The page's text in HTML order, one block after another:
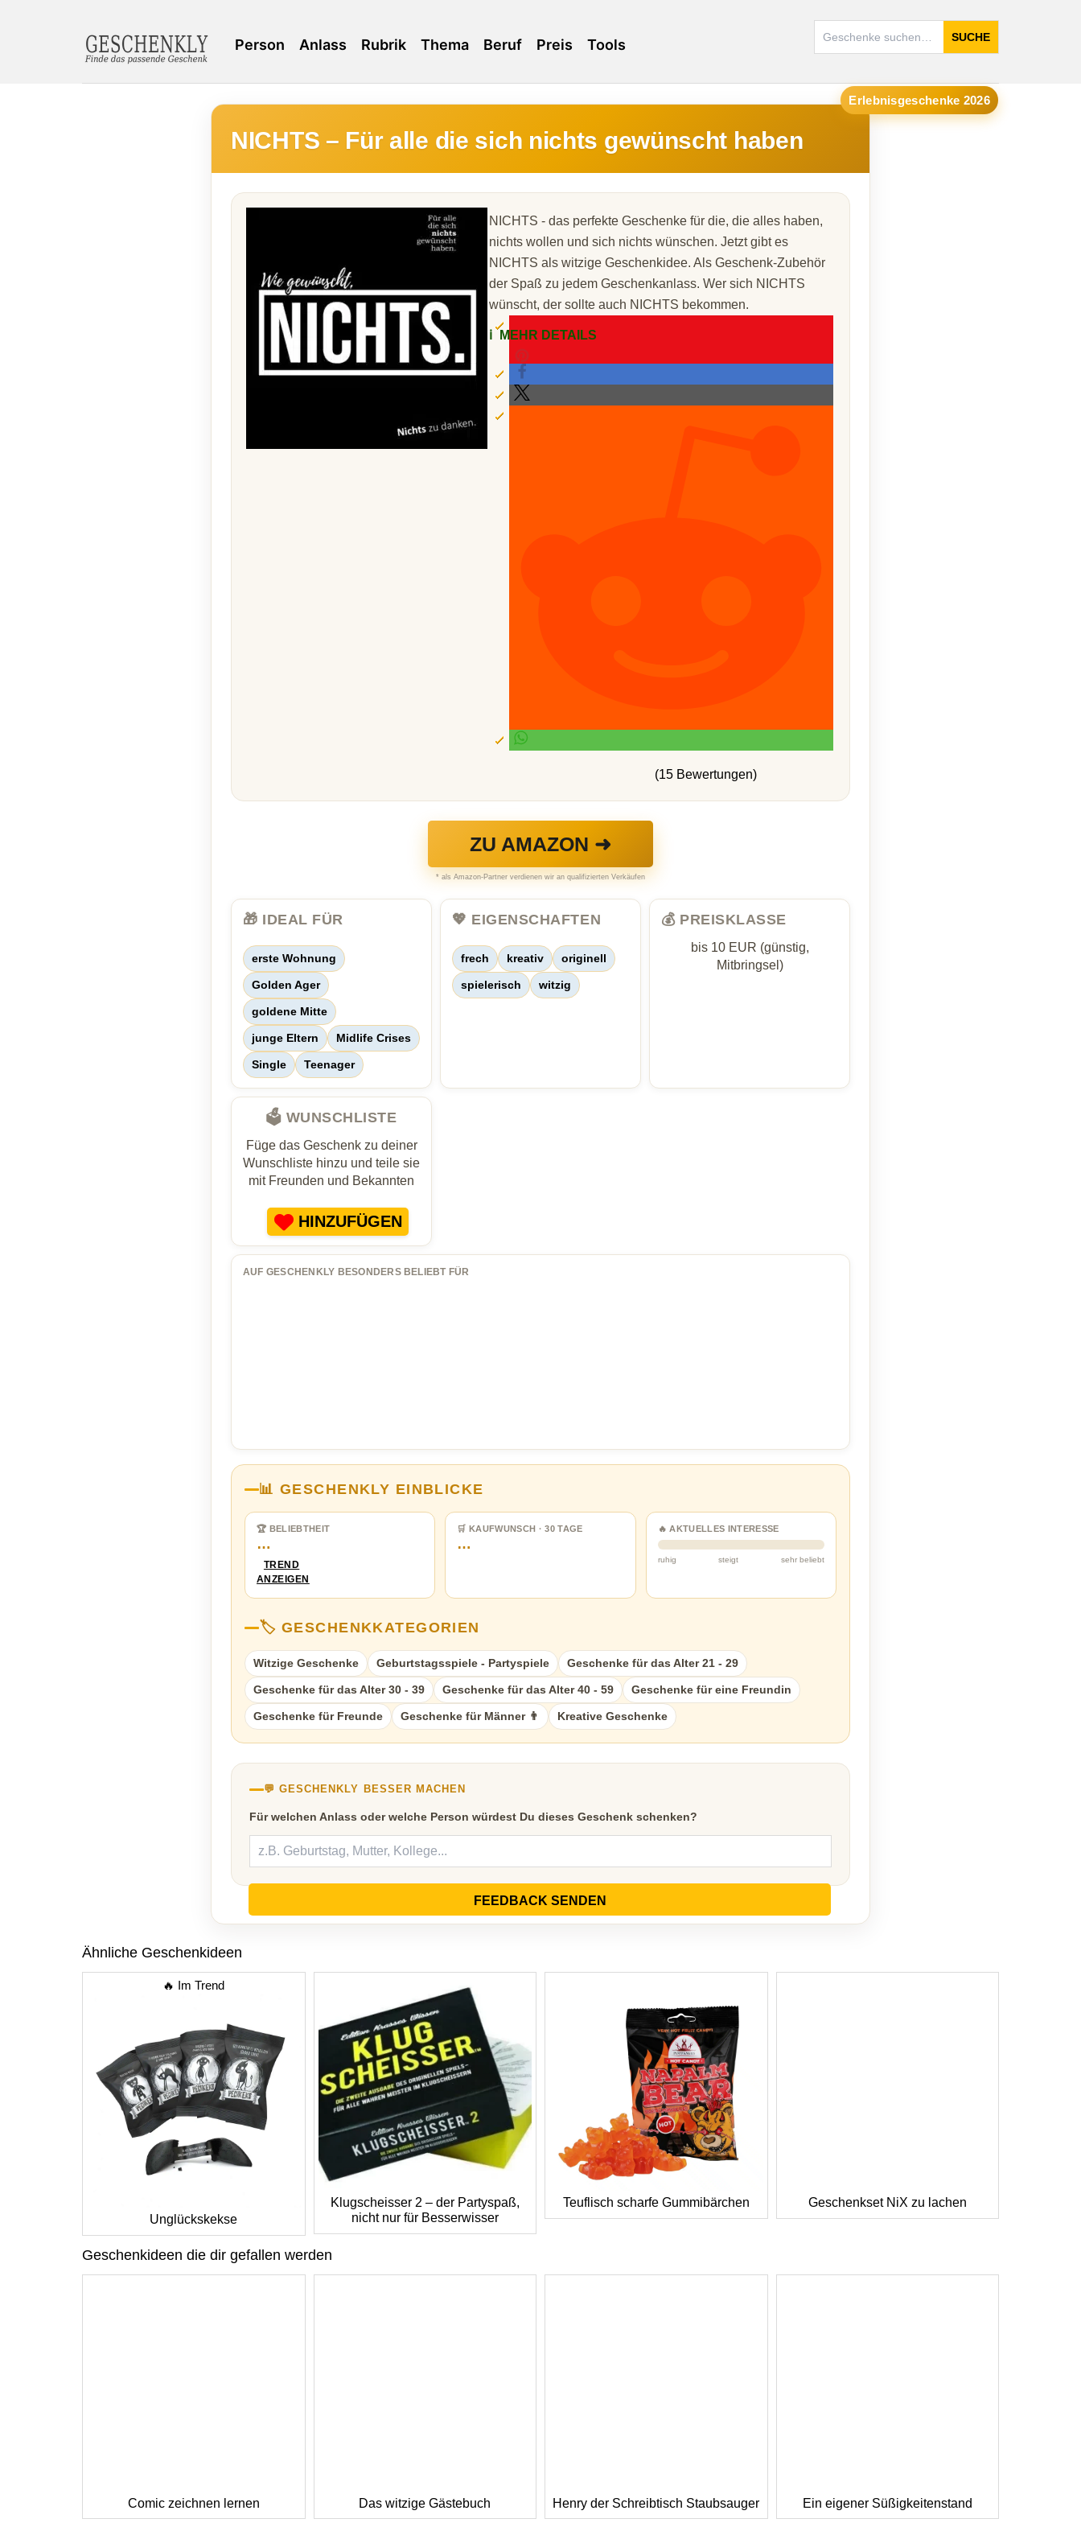
SUCHE
Person Anlass Rubrik Thema Beruf Preis Tools
Erlebnisgeschenke 2026
NICHTS – Für alle die sich nichts gewünscht haben
NICHTS - das perfekte Geschenke für die, die alles haben,
nichts wollen und sich nichts wünschen. Jetzt gibt es
NICHTS als witzige Geschenkidee. Als Geschenk-Zubehör
der Spaß zu jedem Geschenkanlass. Wer sich NICHTS
wünscht, der sollte auch NICHTS bekommen.
ℹ️ MEHR DETAILS
(15 Bewertungen)
ZU AMAZON ➜
* als Amazon-Partner verdienen wir an qualifizierten Verkäufen
🎁 IDEAL FÜR
erste Wohnung
Golden Ager
goldene Mitte
junge Eltern Midlife Crises
Single Teenager
💖 EIGENSCHAFTEN
frech kreativ originell
spielerisch witzig
💰 PREISKLASSE
bis 10 EUR (günstig,
Mitbringsel)
🗳️ WUNSCHLISTE
Füge das Geschenk zu deiner
Wunschliste hinzu und teile sie
mit Freunden und Bekannten
HINZUFÜGEN
AUF GESCHENKLY BESONDERS BELIEBT FÜR
📊 GESCHENKLY EINBLICKE
🏆 BELIEBTHEIT
…
TREND
ANZEIGEN
🛒 KAUFWUNSCH · 30 TAGE
…
🔥 AKTUELLES INTERESSE
ruhig steigt sehr beliebt
🏷️ GESCHENKKATEGORIEN
Witzige Geschenke Geburtstagsspiele - Partyspiele Geschenke für das Alter 21 - 29
Geschenke für das Alter 30 - 39 Geschenke für das Alter 40 - 59 Geschenke für eine Freundin
Geschenke für Freunde Geschenke für Männer 👨 Kreative Geschenke
💬 GESCHENKLY BESSER MACHEN
Für welchen Anlass oder welche Person würdest Du dieses Geschenk schenken?
FEEDBACK SENDEN
Ähnliche Geschenkideen
🔥 Im Trend
Unglückskekse
Klugscheisser 2 – der Partyspaß,
nicht nur für Besserwisser
Teuflisch scharfe Gummibärchen Geschenkset NiX zu lachen
Geschenkideen die dir gefallen werden
Comic zeichnen lernen Das witzige Gästebuch Henry der Schreibtisch Staubsauger Ein eigener Süßigkeitenstand